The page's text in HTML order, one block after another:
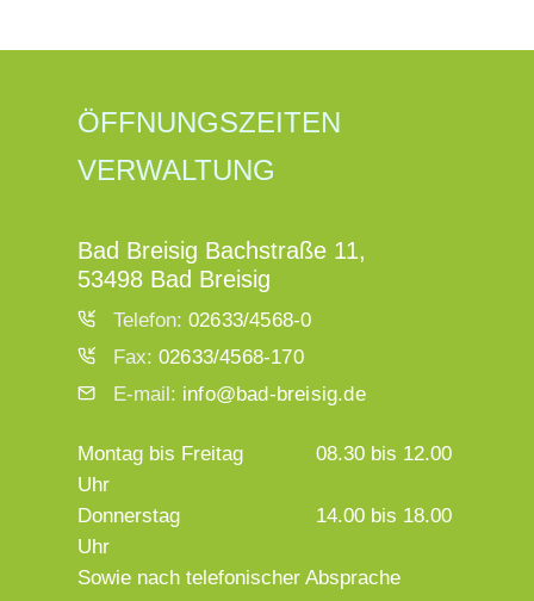
ÖFFNUNGSZEITEN
VERWALTUNG
Bad Breisig Bachstraße 11,
53498 Bad Breisig
Telefon: 02633/4568-0
Fax: 02633/4568-170
E-mail: info@bad-breisig.de
Montag bis Freitag
08.30 bis 12.00
Uhr
Donnerstag
14.00 bis 18.00
Uhr
Sowie nach telefonischer Absprache